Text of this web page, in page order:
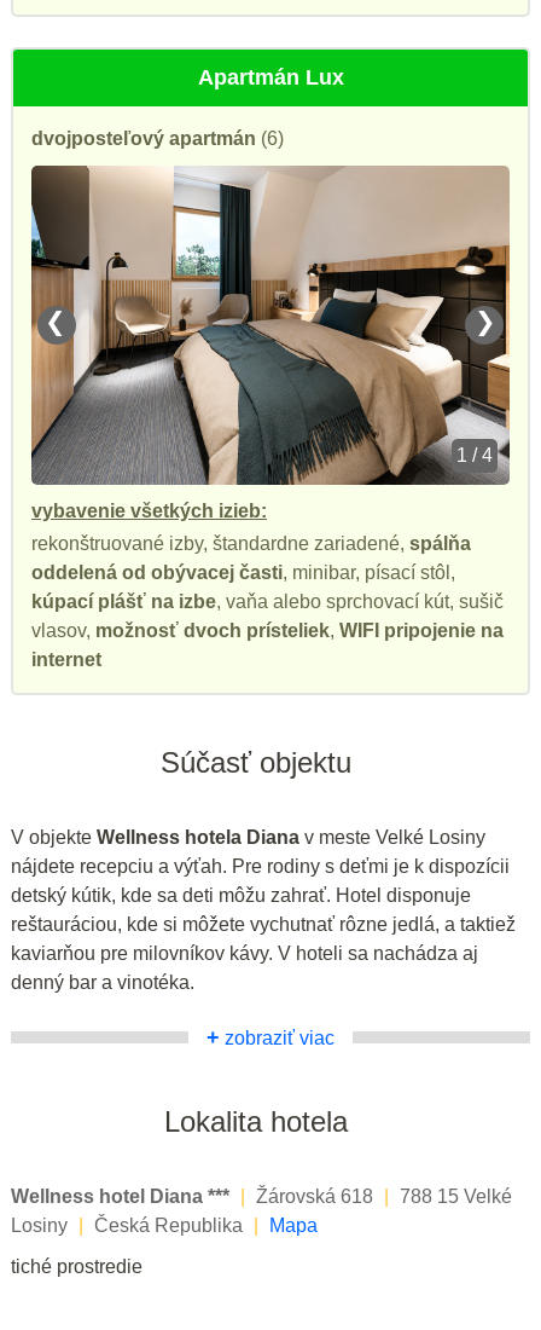
Apartmán Lux
dvojposteľový apartmán (6)
❮ ❯
1 / 4
vybavenie všetkých izieb:
rekonštruované izby, štandardne zariadené, spálňa
oddelená od obývacej časti, minibar, písací stôl,
kúpací plášť na izbe, vaňa alebo sprchovací kút, sušič
vlasov, možnosť dvoch prísteliek, WIFI pripojenie na
internet
Súčasť objektu
V objekte Wellness hotela Diana v meste Velké Losiny
nájdete recepciu a výťah. Pre rodiny s deťmi je k dispozícii
detský kútik, kde sa deti môžu zahrať. Hotel disponuje
reštauráciou, kde si môžete vychutnať rôzne jedlá, a taktiež
kaviarňou pre milovníkov kávy. V hoteli sa nachádza aj
denný bar a vinotéka.
+ zobraziť viac
Lokalita hotela
Wellness hotel Diana *** Žárovská 618
788 15 Velké
Losiny
Česká Republika
Mapa
tiché prostredie